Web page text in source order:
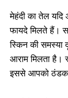
मेहंदी का तेल
फायदे मिलते हैं।
स्किन की समस्या
आराम मिलता है।
इससे आपको ठंडक